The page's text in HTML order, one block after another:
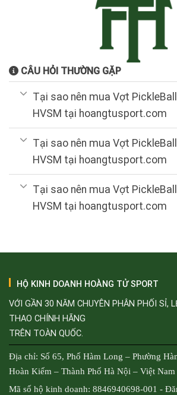
CÂU HỎI THƯỜNG GẶP
Tại sao nên mua Vợt
HVSM tại hoangtusport.com
Tại sao nên mua Vợt
HVSM tại hoangtusport.com
Tại sao nên mua Vợt
HVSM tại hoangtusport.com
HỘ KINH DOANH HOÀNG TỬ SPORT
VỚI GẦN 30 NĂM CHUYÊN PHÂN PHỐI SỈ,
THAO CHÍNH HÃNG
TRÊN TOÀN QUỐC.
Địa chỉ: Số 65, Phố Hàm Long – Phường
Hoàn Kiếm – Thành Phố Hà Nội – Việt Nam
Mã số hộ kinh doanh: 8846940698-001 -